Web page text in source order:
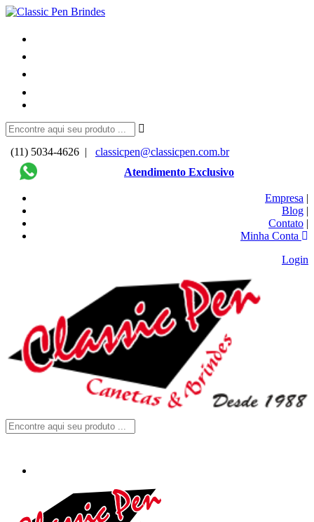
(11) 5034-4626 |
classicpen@classicpen.com.br
Atendimento Exclusivo
Empresa |
Blog |
Contato |
Minha Conta
Login